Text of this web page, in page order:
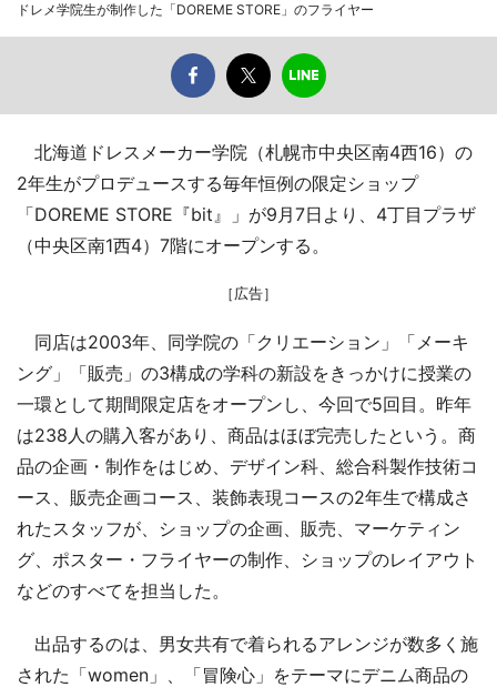
ドレメ学院生が制作した「DOREME STORE」のフライヤー
北海道ドレスメーカー学院（札幌市中央区南4西16）の
2年生がプロデュースする毎年恒例の限定ショップ
「DOREME STORE『bit』」が9月7日より、4丁目プラザ
（中央区南1西4）7階にオープンする。
［広告］
同店は2003年、同学院の「クリエーション」「メーキ
ング」「販売」の3構成の学科の新設をきっかけに授業の
一環として期間限定店をオープンし、今回で5回目。昨年
は238人の購入客があり、商品はほぼ完売したという。商
品の企画・制作をはじめ、デザイン科、総合科製作技術コ
ース、販売企画コース、装飾表現コースの2年生で構成さ
れたスタッフが、ショップの企画、販売、マーケティン
グ、ポスター・フライヤーの制作、ショップのレイアウト
などのすべてを担当した。
出品するのは、男女共有で着られるアレンジが数多く施
された「women」、「冒険心」をテーマにデニム商品の